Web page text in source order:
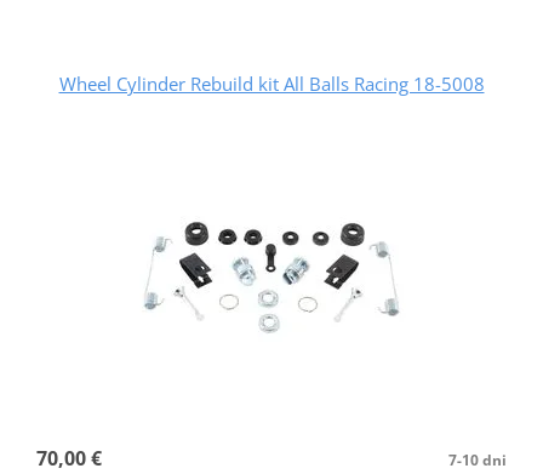
Wheel Cylinder Rebuild kit All Balls Racing 18-5008
70,00 € 7-10 dni